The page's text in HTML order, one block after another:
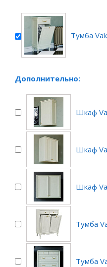
Тумба
Дополнительно:
Шкаф
Шкаф
Шкаф
Тумба
Тумба